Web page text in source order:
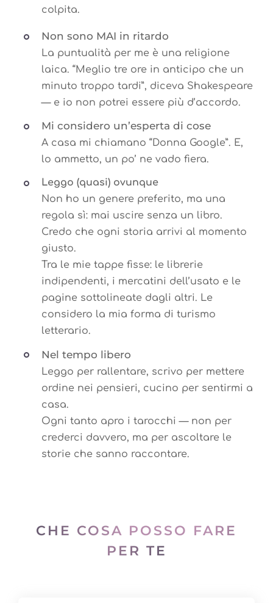
colpita.
Non sono MAI in ritardo
La puntualità per me è una religione
laica. “Meglio tre ore in anticipo che un
minuto troppo tardi”, diceva Shakespeare
— e io non potrei essere più d’accordo.
Mi considero un’esperta di cose
A casa mi chiamano “Donna Google”. E,
lo ammetto, un po’ ne vado fiera.
Leggo (quasi) ovunque
Non ho un genere preferito, ma una
regola sì: mai uscire senza un libro.
Credo che ogni storia arrivi al momento
giusto.
Tra le mie tappe fisse: le librerie
indipendenti, i mercatini dell’usato e le
pagine sottolineate dagli altri. Le
considero la mia forma di turismo
letterario.
Nel tempo libero
Leggo per rallentare, scrivo per mettere
ordine nei pensieri, cucino per sentirmi a
casa.
Ogni tanto apro i tarocchi — non per
crederci davvero, ma per ascoltare le
storie che sanno raccontare.
CHE COSA POSSO FARE
PER TE